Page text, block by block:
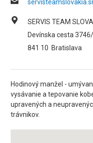
SERVIS TEAM
Devínska cesta
841 10 Bratislava
Hodinový manžel -
vysávanie a tepovanie
upravených a
trávnikov.